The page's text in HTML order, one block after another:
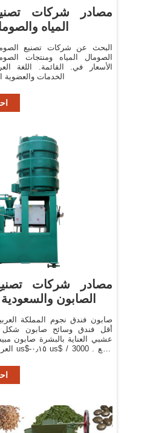
مصادر شركات
المياه
البحث عن شركات تصنيع
الصومال المياه ومنتجات
الأسعار في. القائمة. اللغة
الخدمات
مصادر شركات
الصابون
أقل فندق وسائح صابون شكل
عشبي العناية بالبشرة صابون